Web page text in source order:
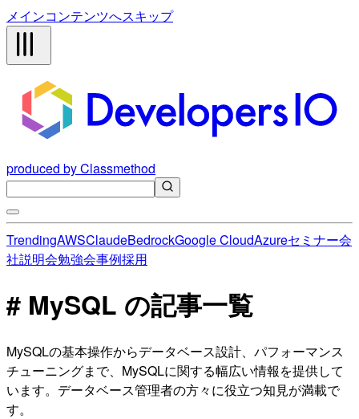
メインコンテンツへスキップ
produced by Classmethod
TrendingAWSClaudeBedrockGoogle CloudAzureセミナー会
社説明会勉強会事例採用
# MySQL の記事一覧
MySQLの基本操作からデータベース設計、パフォーマンス
チューニングまで、MySQLに関する幅広い情報を提供して
います。データベース管理者の方々に役立つ知見が満載で
す。